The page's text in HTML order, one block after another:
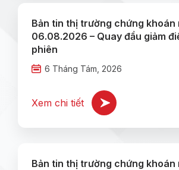
Bản tin thị trường chứng khoán
06.08.2026 – Quay đầu giảm
phiên
6 Tháng Tám, 2026
Xem chi tiết
Bản tin thị trường chứng khoán